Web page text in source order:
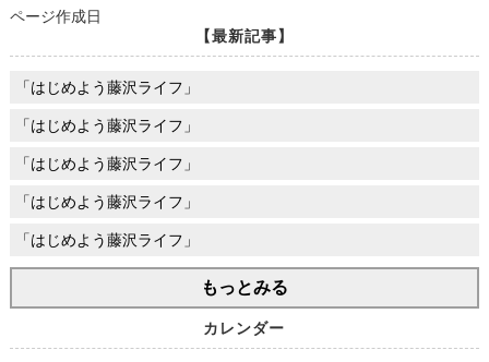
ページ作成日
【最新記事】
「はじめよう藤沢ライフ」
「はじめよう藤沢ライフ」
「はじめよう藤沢ライフ」
「はじめよう藤沢ライフ」
「はじめよう藤沢ライフ」
もっとみる
カレンダー